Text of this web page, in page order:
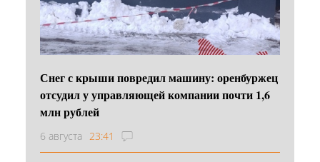
Снег с крыши повредил машину: оренбуржец
отсудил у управляющей компании почти 1,6
млн рублей
6 августа 23:41